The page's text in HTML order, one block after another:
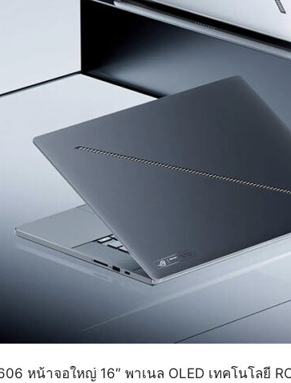
หน้าจอใหญ่ 16″ พาเนล OLED เทคโนโลยี